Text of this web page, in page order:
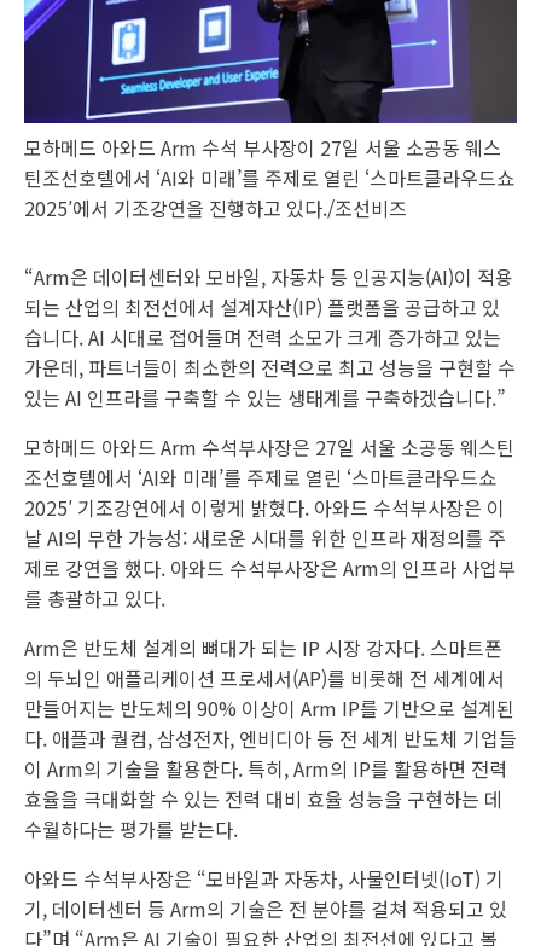
모하메드 아와드 Arm 수석 부사장이 27일 서울 소공동 웨스
틴조선호텔에서 ‘AI와 미래’를 주제로 열린 ‘스마트클라우드쇼
2025′에서 기조강연을 진행하고 있다./조선비즈
“Arm은 데이터센터와 모바일, 자동차 등 인공지능(AI)이 적용
되는 산업의 최전선에서 설계자산(IP) 플랫폼을 공급하고 있
습니다. AI 시대로 접어들며 전력 소모가 크게 증가하고 있는
가운데, 파트너들이 최소한의 전력으로 최고 성능을 구현할 수
있는 AI 인프라를 구축할 수 있는 생태계를 구축하겠습니다.”
모하메드 아와드 Arm 수석부사장은 27일 서울 소공동 웨스틴
조선호텔에서 ‘AI와 미래’를 주제로 열린 ‘스마트클라우드쇼
2025′ 기조강연에서 이렇게 밝혔다. 아와드 수석부사장은 이
날 AI의 무한 가능성: 새로운 시대를 위한 인프라 재정의를 주
제로 강연을 했다. 아와드 수석부사장은 Arm의 인프라 사업부
를 총괄하고 있다.
Arm은 반도체 설계의 뼈대가 되는 IP 시장 강자다. 스마트폰
의 두뇌인 애플리케이션 프로세서(AP)를 비롯해 전 세계에서
만들어지는 반도체의 90% 이상이 Arm IP를 기반으로 설계된
다. 애플과 퀄컴, 삼성전자, 엔비디아 등 전 세계 반도체 기업들
이 Arm의 기술을 활용한다. 특히, Arm의 IP를 활용하면 전력
효율을 극대화할 수 있는 전력 대비 효율 성능을 구현하는 데
수월하다는 평가를 받는다.
아와드 수석부사장은 “모바일과 자동차, 사물인터넷(IoT) 기
기, 데이터센터 등 Arm의 기술은 전 분야를 걸쳐 적용되고 있
다”며 “Arm은 AI 기술이 필요한 산업의 최전선에 있다고 볼